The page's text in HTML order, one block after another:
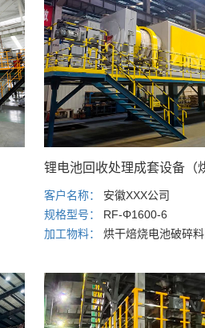
锂电池回收处理成套设备（
客户名称： 安徽XXX公司
规格型号： RF-Φ1600-6
加工物料：烘干焙烧电池破碎料